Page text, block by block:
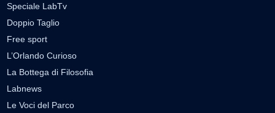
Speciale LabTv
Doppio Taglio
Free sport
L’Orlando Curioso
La Bottega di Filosofia
Labnews
Le Voci del Parco